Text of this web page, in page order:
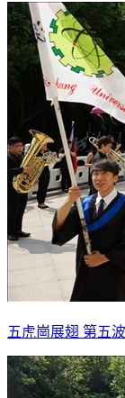
五虎崗展翅 第五